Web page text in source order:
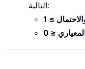
التالية:
الاحتمال ≥ 1
≤ 0